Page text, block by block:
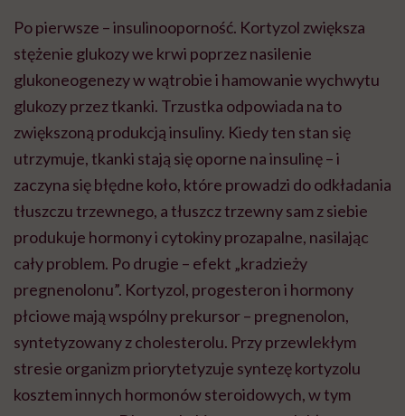
Po pierwsze – insulinooporność. Kortyzol zwiększa
stężenie glukozy we krwi poprzez nasilenie
glukoneogenezy w wątrobie i hamowanie wychwytu
glukozy przez tkanki. Trzustka odpowiada na to
zwiększoną produkcją insuliny. Kiedy ten stan się
utrzymuje, tkanki stają się oporne na insulinę – i
zaczyna się błędne koło, które prowadzi do odkładania
tłuszczu trzewnego, a tłuszcz trzewny sam z siebie
produkuje hormony i cytokiny prozapalne, nasilając
cały problem. Po drugie – efekt „kradzieży
pregnenolonu”. Kortyzol, progesteron i hormony
płciowe mają wspólny prekursor – pregnenolon,
syntetyzowany z cholesterolu. Przy przewlekłym
stresie organizm priorytetyzuje syntezę kortyzolu
kosztem innych hormonów steroidowych, w tym